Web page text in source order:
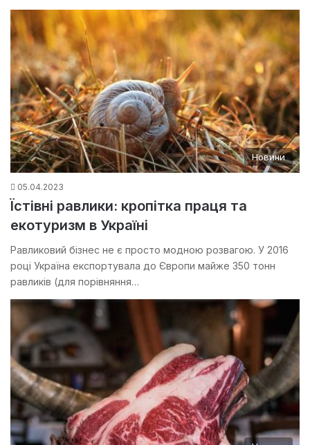
Новини
05.04.2023
Їстівні равлики: кропітка праця та
екотуризм в Україні
Равликовий бізнес не є просто модною розвагою. У 2016
році Україна експортувала до Європи майже 350 тонн
равликів (для порівняння…